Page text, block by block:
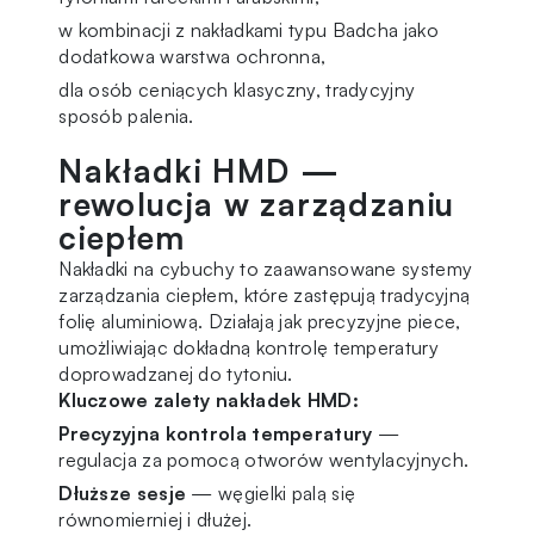
w kombinacji z nakładkami typu Badcha jako
dodatkowa warstwa ochronna,
dla osób ceniących klasyczny, tradycyjny
sposób palenia.
Nakładki HMD —
rewolucja w zarządzaniu
ciepłem
Nakładki na cybuchy to zaawansowane systemy
zarządzania ciepłem, które zastępują tradycyjną
folię aluminiową. Działają jak precyzyjne piece,
umożliwiając dokładną kontrolę temperatury
doprowadzanej do tytoniu.
Kluczowe zalety nakładek HMD:
Precyzyjna kontrola temperatury —
regulacja za pomocą otworów wentylacyjnych.
Dłuższe sesje — węgielki palą się
równomierniej i dłużej.